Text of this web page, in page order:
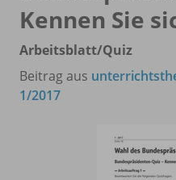
Kennen Sie
Arbeitsblatt/Quiz
Beitrag aus
1/2017